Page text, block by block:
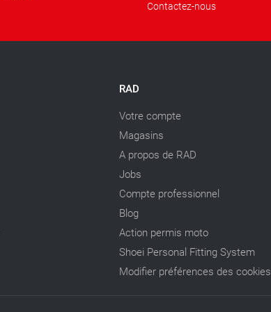
Contactez-nous
RAD
Votre compte
Magasins
A propos de RAD
Jobs
Compte professionnel
Blog
Action permis moto
Shoei Personal Fitting System
Modifier préférences des cookies